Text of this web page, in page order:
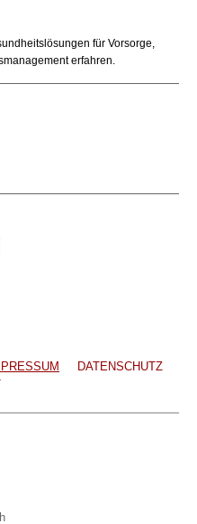
für Vorsorge,
erfahren.
DATENSCHUTZ